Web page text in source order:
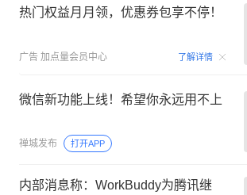
热门权益月月领，优惠券包享不停！
广告 加点量会员中心 了解详情
微信新功能上线！希望你永远用不上
禅城发布 打开APP
内部消息称：WorkBuddy为腾讯继